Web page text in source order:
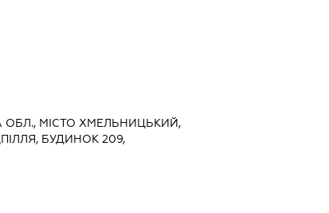
ОБЛ., МІСТО ХМЕЛЬНИЦЬКИЙ,
БУДИНОК 209,